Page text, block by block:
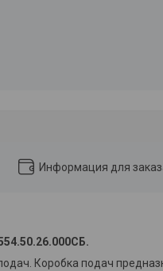
Информация для
Коробка подач